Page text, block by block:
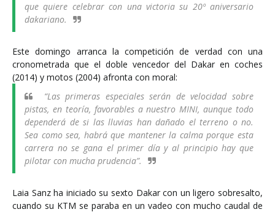
que quiere celebrar con una victoria su 20º aniversario
dakariano.
Este domingo arranca la competición de verdad con una
cronometrada que el doble vencedor del Dakar en coches
(2014) y motos (2004) afronta con moral:
“Las primeras especiales serán de velocidad sobre
pistas, en teoría, favorables a nuestro MINI, aunque todo
dependerá de si las lluvias han dañado el terreno o no.
Sea como sea, habrá que mantener la calma porque esta
carrera no se gana el primer día y al principio hay que
pilotar con mucha prudencia”.
Laia Sanz ha iniciado su sexto Dakar con un ligero sobresalto,
cuando su KTM se paraba en un vadeo con mucho caudal de